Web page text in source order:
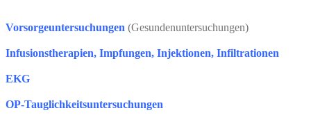
Vorsorgeuntersuchungen (Gesundenuntersuchungen)
Infusionstherapien, Impfungen, Injektionen, Infiltrationen
EKG
OP-Tauglichkeitsuntersuchungen